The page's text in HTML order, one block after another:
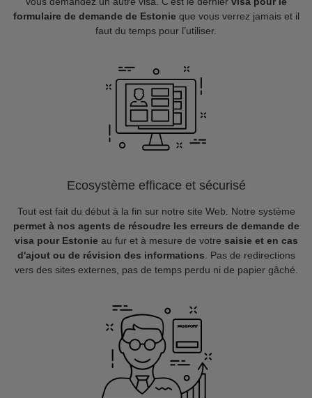
formulaire de demande de Estonie que vous verrez jamais et il
faut du temps pour l’utiliser.
Ecosystème efficace et sécurisé
Tout est fait du début à la fin sur notre site Web. Notre système
permet à nos agents de résoudre les erreurs de demande de
visa pour Estonie au fur et à mesure de votre saisie et en cas
d'ajout ou de révision des informations . Pas de redirections
vers des sites externes, pas de temps perdu ni de papier gâché.